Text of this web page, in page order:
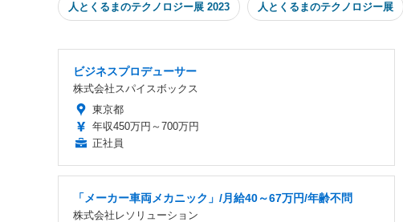
人とくるまのテクノロジー展 2023 人とくるまのテクノロジー展
ビジネスプロデューサー
株式会社スパイスボックス
東京都
年収450万円～700万円
正社員
「メーカー車両メカニック」/月給40～67万円/年齢不問
株式会社レソリューション